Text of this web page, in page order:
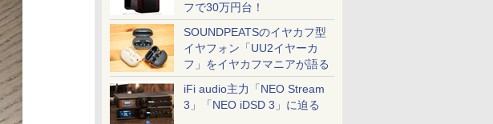
フで30万円台！
SOUNDPEATSのイヤカフ型
イヤフォン「UU2イヤーカ
フ」をイヤカフマニアが語る
iFi audio主力「NEO Stream
3」「NEO iDSD 3」に迫る